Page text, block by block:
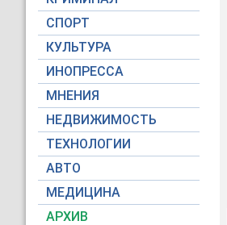
СПОРТ
КУЛЬТУРА
ИНОПРЕССА
МНЕНИЯ
НЕДВИЖИМОСТЬ
ТЕХНОЛОГИИ
АВТО
МЕДИЦИНА
АРХИВ